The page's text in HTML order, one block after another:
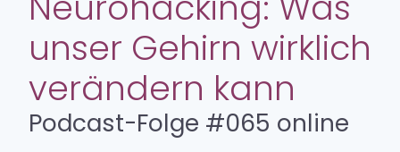
Behandlung
Therapie für junge Erwachsene
Spezielle Therapiegruppen
unser Gehirn wirklich
verändern kann
Podcast-Folge #065 online